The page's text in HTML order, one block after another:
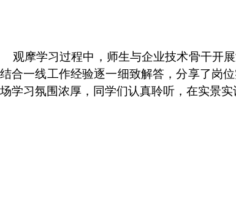
观摩学习过程中，师生与企业技术骨干开
结合一线工作经验逐一细致解答，分享了岗
场学习氛围浓厚，同学们认真聆听，在实景实